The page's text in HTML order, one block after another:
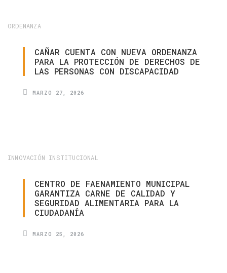
ORDENANZA
CAÑAR CUENTA CON NUEVA ORDENANZA
PARA LA PROTECCIÓN DE DERECHOS DE
LAS PERSONAS CON DISCAPACIDAD
MARZO 27, 2026
INNOVACIÓN INSTITUCIONAL
CENTRO DE FAENAMIENTO MUNICIPAL
GARANTIZA CARNE DE CALIDAD Y
SEGURIDAD ALIMENTARIA PARA LA
CIUDADANÍA
MARZO 25, 2026